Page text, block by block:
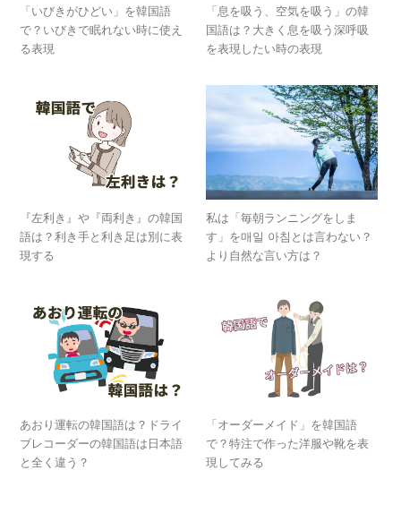
「いびきがひどい」を韓国語
で？いびきで眠れない時に使え
る表現
「息を吸う、空気を吸う」の韓
国語は？大きく息を吸う深呼吸
を表現したい時の表現
『左利き』や『両利き』の韓国
語は？利き手と利き足は別に表
現する
私は「毎朝ランニングをしま
す」を매일 아침とは言わない？
より自然な言い方は？
あおり運転の韓国語は？ドライ
ブレコーダーの韓国語は日本語
と全く違う？
「オーダーメイド」を韓国語
で？特注で作った洋服や靴を表
現してみる